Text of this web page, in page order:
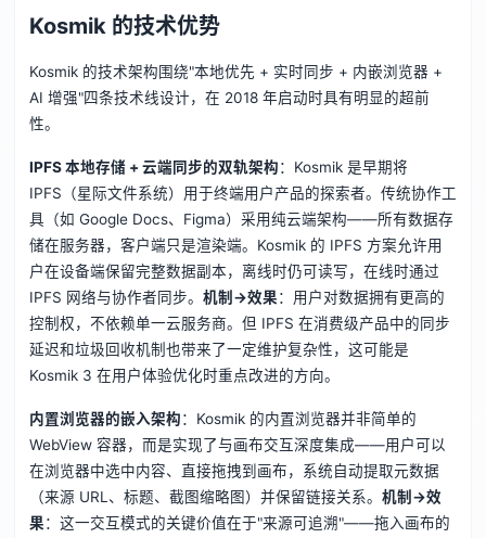
Kosmik 的技术优势
Kosmik 的技术架构围绕"本地优先 + 实时同步 + 内嵌浏览器 +
AI 增强"四条技术线设计，在 2018 年启动时具有明显的超前
性。
IPFS 本地存储 + 云端同步的双轨架构：Kosmik 是早期将
IPFS（星际文件系统）用于终端用户产品的探索者。传统协作工
具（如 Google Docs、Figma）采用纯云端架构——所有数据存
储在服务器，客户端只是渲染端。Kosmik 的 IPFS 方案允许用
户在设备端保留完整数据副本，离线时仍可读写，在线时通过
IPFS 网络与协作者同步。 机制→效果：用户对数据拥有更高的
控制权，不依赖单一云服务商。但 IPFS 在消费级产品中的同步
延迟和垃圾回收机制也带来了一定维护复杂性，这可能是
Kosmik 3 在用户体验优化时重点改进的方向。
内置浏览器的嵌入架构：Kosmik 的内置浏览器并非简单的
WebView 容器，而是实现了与画布交互深度集成——用户可以
在浏览器中选中内容、直接拖拽到画布，系统自动提取元数据
（来源 URL、标题、截图缩略图）并保留链接关系。 机制→效
果：这一交互模式的关键价值在于"来源可追溯"——拖入画布的